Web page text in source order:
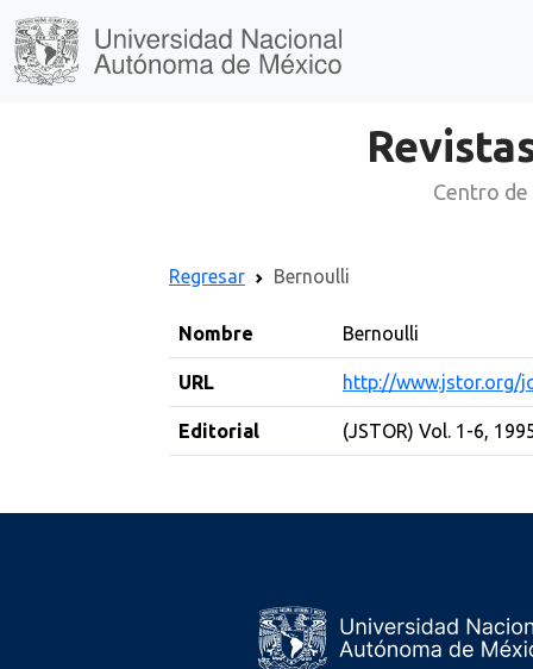
Centro de
Regresar Bernoulli
Nombre Bernoulli
URL http://www.jstor.org/
Editorial (JSTOR) Vol. 1-6,